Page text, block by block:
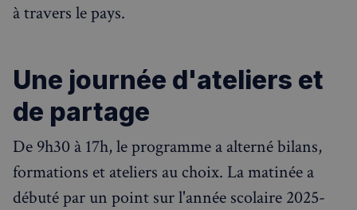
à travers le pays.
Une journée d'ateliers et
de partage
De 9h30 à 17h, le programme a alterné bilans,
formations et ateliers au choix. La matinée a
débuté par un point sur l'année scolaire 2025-